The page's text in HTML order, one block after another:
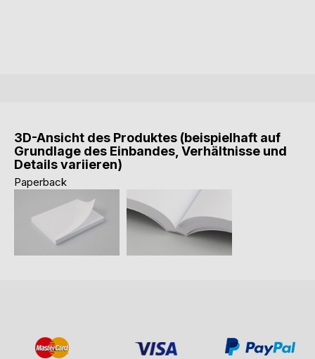
3D-Ansicht des Produktes (beispielhaft auf
Grundlage des Einbandes, Verhältnisse und
Details variieren)
Paperback